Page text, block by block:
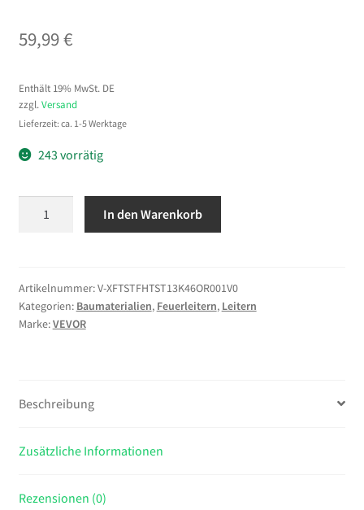
59,99€
Enthält 19% MwSt. DE
zzgl. Versand
Lieferzeit: ca. 1-5 Werktage
243 vorrätig
einziehbare
Rettungsleiter
max.
Notleiter
Aluminiumlegierung
hochfestem
In den Warenkorb
Artikelnummer:V-XFTSTFHTST13K46OR001V0
Kategorien: Baumaterialien, Feuerleitern, Leitern
Marke:VEVOR
Beschreibung
Zusätzliche Informationen
Rezensionen (0)